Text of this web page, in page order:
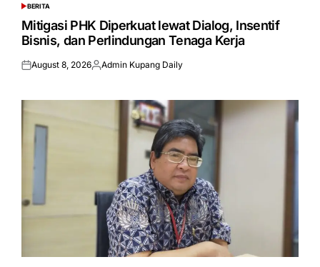
POSTED
IN
BERITA
Mitigasi PHK Diperkuat lewat Dialog, Insentif
Bisnis, dan Perlindungan Tenaga Kerja
Posted
August 8, 2026Posted
Admin Kupang Daily